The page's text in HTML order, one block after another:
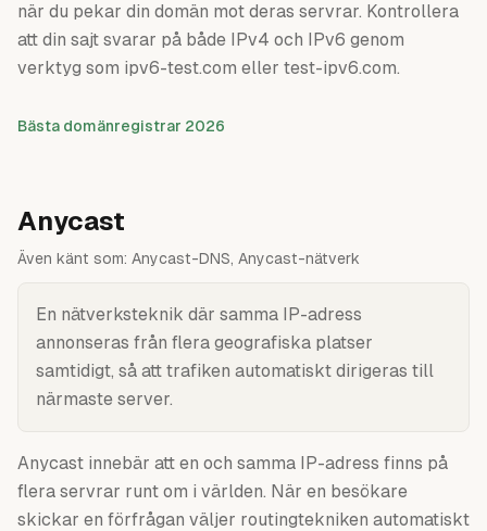
när du pekar din domän mot deras servrar. Kontrollera
att din sajt svarar på både IPv4 och IPv6 genom
verktyg som ipv6-test.com eller test-ipv6.com.
Bästa domänregistrar 2026
Anycast
Även känt som: Anycast-DNS, Anycast-nätverk
En nätverksteknik där samma IP-adress
annonseras från flera geografiska platser
samtidigt, så att trafiken automatiskt dirigeras till
närmaste server.
Anycast innebär att en och samma IP-adress finns på
flera servrar runt om i världen. När en besökare
skickar en förfrågan väljer routingtekniken automatiskt